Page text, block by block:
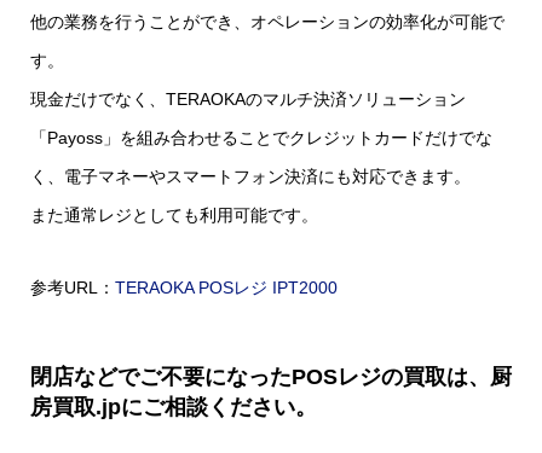
他の業務を行うことができ、オペレーションの効率化が可能で
す。
現金だけでなく、TERAOKAのマルチ決済ソリューション
「Payoss」を組み合わせることでクレジットカードだけでな
く、電子マネーやスマートフォン決済にも対応できます。
また通常レジとしても利用可能です。
参考URL： TERAOKA POSレジ IPT2000
閉店などでご不要になったPOSレジの買取は、厨
房買取.jpにご相談ください。